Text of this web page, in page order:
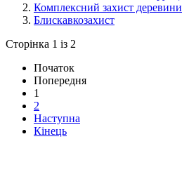
Комплексний захист деревини
Блискавкозахист
Сторінка 1 із 2
Початок
Попередня
1
2
Наступна
Кінець